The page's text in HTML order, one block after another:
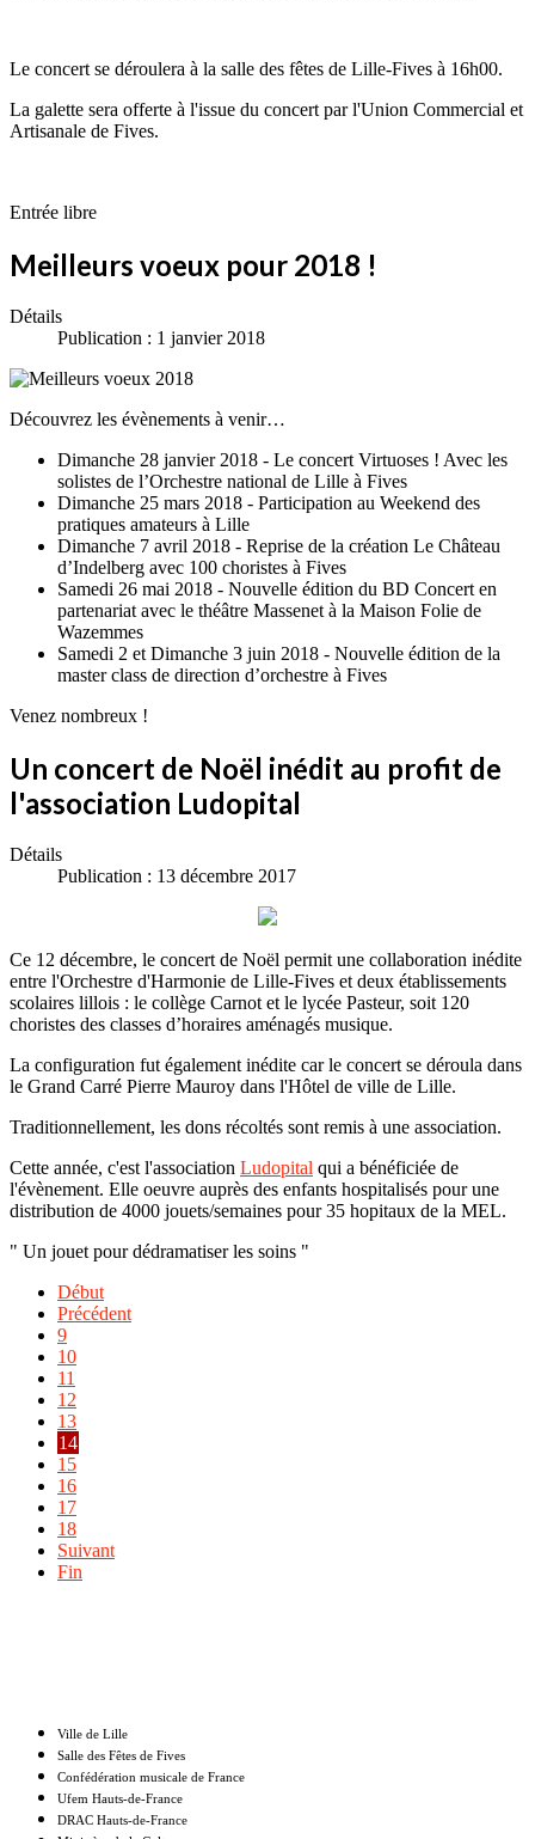
Le concert se déroulera à la salle des fêtes de Lille-Fives à 16h00.
La galette sera offerte à l'issue du concert par l'Union Commercial et
Artisanale de Fives.
Entrée libre
Meilleurs voeux pour 2018 !
Détails
Publication : 1 janvier 2018
Découvrez les évènements à venir…
Dimanche 28 janvier 2018 - Le concert Virtuoses ! Avec les
solistes de l’Orchestre national de Lille à Fives
Dimanche 25 mars 2018 - Participation au Weekend des
pratiques amateurs à Lille
Dimanche 7 avril 2018 - Reprise de la création Le Château
d’Indelberg avec 100 choristes à Fives
Samedi 26 mai 2018 - Nouvelle édition du BD Concert en
partenariat avec le théâtre Massenet à la Maison Folie de
Wazemmes
Samedi 2 et Dimanche 3 juin 2018 - Nouvelle édition de la
master class de direction d’orchestre à Fives
Venez nombreux !
Un concert de Noël inédit au profit de
l'association Ludopital
Détails
Publication : 13 décembre 2017
Ce 12 décembre, le concert de Noël permit une collaboration inédite
entre l'Orchestre d'Harmonie de Lille-Fives et deux établissements
scolaires lillois : le collège Carnot et le lycée Pasteur, soit 120
choristes des classes d’horaires aménagés musique.
La configuration fut également inédite car le concert se déroula dans
le Grand Carré Pierre Mauroy dans l'Hôtel de ville de Lille.
Traditionnellement, les dons récoltés sont remis à une association.
Cette année, c'est l'association Ludopital qui a bénéficiée de
l'évènement. Elle oeuvre auprès des enfants hospitalisés pour une
distribution de 4000 jouets/semaines pour 35 hopitaux de la MEL.
" Un jouet pour dédramatiser les soins "
Début
Précédent
9
10
11
12
13
14
15
16
17
18
Suivant
Fin
Ville de Lille
Salle des Fêtes de Fives
Confédération musicale de France
Ufem Hauts-de-France
DRAC Hauts-de-France